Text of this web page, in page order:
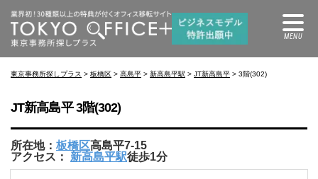
東京事務所探しプラス > 板橋区 > 高島平 > 新高島平駅 > JT新高島平 > 3階(302)
JT新高島平 3階(302)
所在地： 板橋区高島平7-15
アクセス： 新高島平駅徒歩1分